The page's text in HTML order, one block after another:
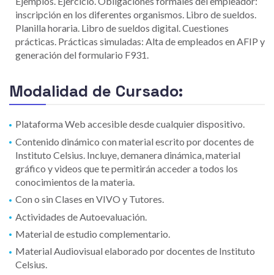
inscripción en los diferentes organismos. Libro de sueldos.
Planilla horaria. Libro de sueldos digital. Cuestiones
prácticas. Prácticas simuladas: Alta de empleados en AFIP y
generación del formulario F931.
Modalidad de Cursado:
Plataforma Web accesible desde cualquier dispositivo.
Contenido dinámico con material escrito por docentes de
Instituto Celsius. Incluye, demanera dinámica, material
gráfico y videos que te permitirán acceder a todos los
conocimientos de la materia.
Con o sin Clases en VIVO y Tutores.
Actividades de Autoevaluación.
Material de estudio complementario.
Material Audiovisual elaborado por docentes de Instituto
Celsius.